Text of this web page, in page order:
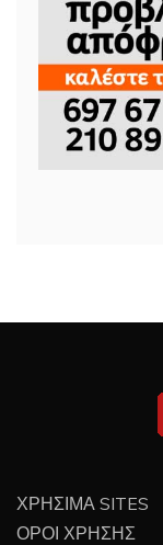
ΧΡΗΣΙΜΑ SITES
ΟΡΟΙ ΧΡΗΣΗΣ